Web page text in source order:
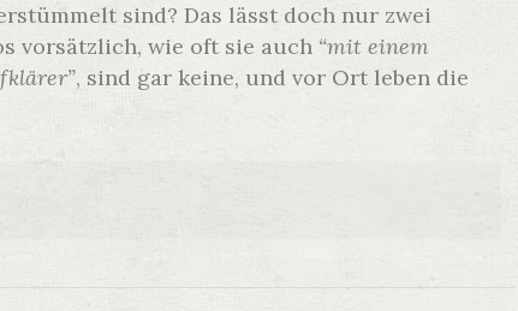
sind? Das lässt doch nur zwei
vorsätzlich, wie oft sie auch “mit einem
, sind gar keine, und vor Ort leben die